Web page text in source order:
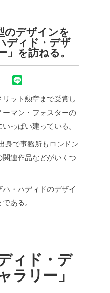
のデザインを
ディド・デザ
」を訪ねる。
ット勲章まで受賞し
マン・フォスターの
っぱい建っている。
身で事務所もロンドン
連作品などがいくつ
・ハディドのデザイ
ある。
ィド・デ
ラリー」